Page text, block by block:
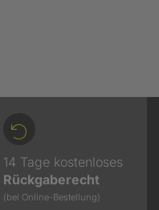
14 Tage kostenloses
Rückgaberecht
(bei Online-Bestellung)